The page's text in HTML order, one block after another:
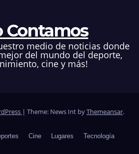
Contamos
medio de noticias donde
del mundo del deporte,
cine y más!
| Theme: News Int byThemeansar.
Cine Lugares Tecnología